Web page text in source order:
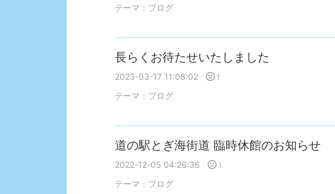
テーマ： ブログ
長らくお待たせいたしました
2023-03-17 11:08:02 1
テーマ： ブログ
道の駅とぎ海街道 臨時休館のお知らせ
2022-12-05 04:26:36 1
テーマ： ブログ